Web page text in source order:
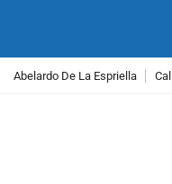
Abelardo De La Espriella